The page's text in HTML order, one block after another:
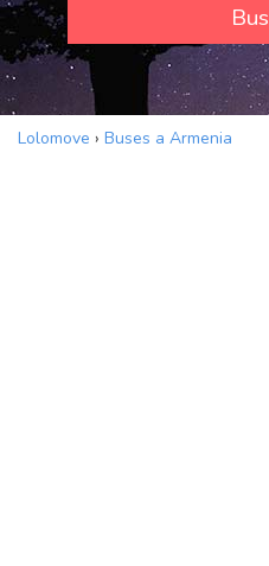
Lolomove › Buses a Armenia